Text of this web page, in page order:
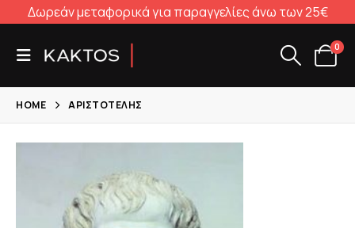
Δωρεάν μεταφορικά για παραγγελίες άνω των 25€
0
HOME ΑΡΙΣΤΟΤΈΛΗΣ